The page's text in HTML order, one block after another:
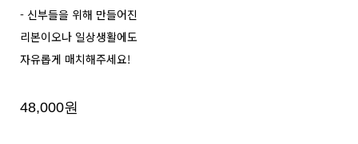
- 신부들을 위해 만들어진
리본이오나 일상생활에도
자유롭게 매치해주세요!
48,000원